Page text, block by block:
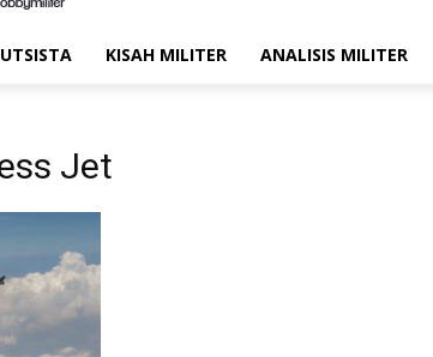
KISAH MILITER ANALISIS MILITER
Jet